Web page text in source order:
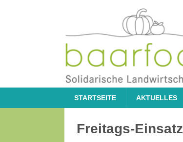
STARTSEITE AKTUELLES
Freitags-Einsatz